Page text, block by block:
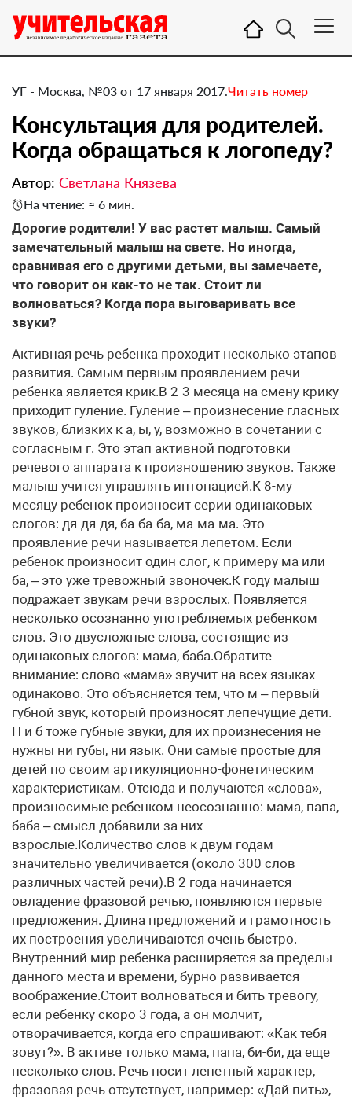
УГ - Москва, №03 от 17 января 2017.Читать номер
Консультация для родителей.
Когда обращаться к логопеду?
Автор: Светлана Князева
На чтение: ≈ 6 мин.
Дорогие родители! У вас растет малыш. Самый
замечательный малыш на свете. Но иногда,
сравнивая его с другими детьми, вы замечаете,
что говорит он как-то не так. Стоит ли
волноваться? Когда пора выговаривать все
звуки?
Активная речь ребенка проходит несколько этапов
развития. Самым первым проявлением речи
ребенка является крик.В 2-3 месяца на смену крику
приходит гуление. Гуление – произнесение гласных
звуков, близких к а, ы, у, возможно в сочетании с
согласным г. Это этап активной подготовки
речевого аппарата к произношению звуков. Также
малыш учится управлять интонацией.К 8-му
месяцу ребенок произносит серии одинаковых
слогов: дя-дя-дя, ба-ба-ба, ма-ма-ма. Это
проявление речи называется лепетом. Если
ребенок произносит один слог, к примеру ма или
ба, – это уже тревожный звоночек.К году малыш
подражает звукам речи взрослых. Появляется
несколько осознанно употребляемых ребенком
слов. Это двусложные слова, состоящие из
одинаковых слогов: мама, баба.Обратите
внимание: слово «мама» звучит на всех языках
одинаково. Это объясняется тем, что м – первый
губной звук, который произносят лепечущие дети.
П и б тоже губные звуки, для их произнесения не
нужны ни губы, ни язык. Они самые простые для
детей по своим артикуляционно-фонетическим
характеристикам. Отсюда и получаются «слова»,
произносимые ребенком неосознанно: мама, папа,
баба – смысл добавили за них
взрослые.Количество слов к двум годам
значительно увеличивается (около 300 слов
различных частей речи).В 2 года начинается
овладение фразовой речью, появляются первые
предложения. Длина предложений и грамотность
их построения увеличиваются очень быстро.
Внутренний мир ребенка расширяется за пределы
данного места и времени, бурно развивается
воображение.Стоит волноваться и бить тревогу,
если ребенку скоро 3 года, а он молчит,
отворачивается, когда его спрашивают: «Как тебя
зовут?». В активе только мама, папа, би-би, да еще
несколько слов. Речь носит лепетный характер,
фразовая речь отсутствует, например: «Дай пить»,